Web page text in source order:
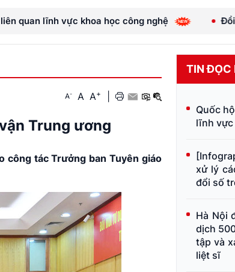
học công nghệ Đổi mới tư duy phát
A- A A+
Trung ương
công tác Trưởng ban Tuyên giáo
TIN ĐỌC
Quốc
lĩnh vực
xử lý
đổi số
Hà Nội
dịch
tập và
liệt sĩ